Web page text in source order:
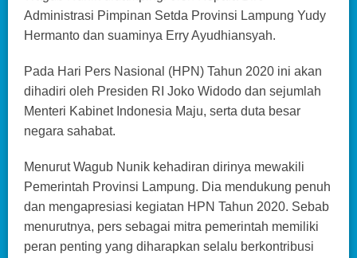
Administrasi Pimpinan Setda Provinsi Lampung Yudy
Hermanto dan suaminya Erry Ayudhiansyah.
Pada Hari Pers Nasional (HPN) Tahun 2020 ini akan
dihadiri oleh Presiden RI Joko Widodo dan sejumlah
Menteri Kabinet Indonesia Maju, serta duta besar
negara sahabat.
Menurut Wagub Nunik kehadiran dirinya mewakili
Pemerintah Provinsi Lampung. Dia mendukung penuh
dan mengapresiasi kegiatan HPN Tahun 2020. Sebab
menurutnya, pers sebagai mitra pemerintah memiliki
peran penting yang diharapkan selalu berkontribusi